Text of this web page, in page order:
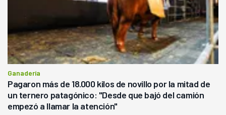
Ganadería
Pagaron más de 18.000 kilos de novillo por la mitad de
un ternero patagónico: "Desde que bajó del camión
empezó a llamar la atención"